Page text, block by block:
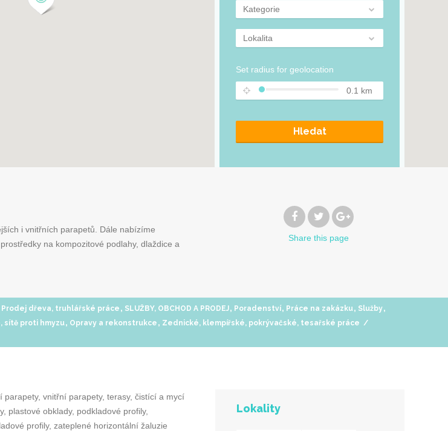
Kategorie
Lokalita
Set radius for geolocation
0.1 km
Hledat
i vnitřních parapetů. Dále nabízíme
na kompozitové podlahy, dlaždice a
Share this page
Prodej dřeva, truhlářské práce , SLUŽBY, OBCHOD A PRODEJ, Poradenství, Práce na zakázku, Služby,
sítě proti hmyzu, Opravy a rekonstrukce , Zednické, klempířské, pokrývačské, tesařské práce /
parapety, vnitřní parapety, terasy, čistící a mycí
plastové obklady, podkladové profily,
profily, zateplené horizontální žaluzie
Lokality